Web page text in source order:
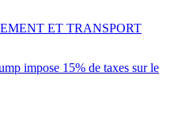
impose 15% de taxes sur le
ET TRANSPORT